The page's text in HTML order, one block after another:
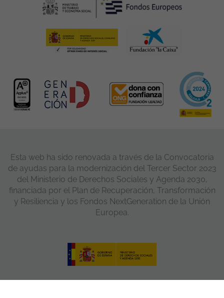
Esta web ha sido renovada a través de la Convocatoria
de ayudas para la modernización del Tercer Sector 2023
del Ministerio de Derechos Sociales y Agenda 2030,
financiada por el Plan de Recuperación, Transformación
y Resiliencia y los Fondos NextGeneration de la Unión
Europea.